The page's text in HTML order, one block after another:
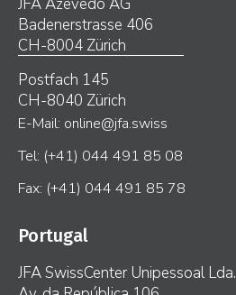
Badenerstrasse 406
CH-8004 Zürich
Postfach 145
CH-8040 Zürich
E-Mail: online@jfa.swiss
Tel: (+41) 044 491 85 08
Fax: (+41) 044 491 85 78
Portugal
JFA SwissCenter Unipessoal Lda.